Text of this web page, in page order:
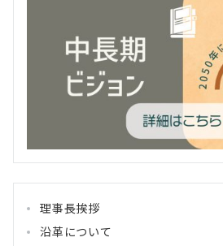
理事長挨拶
沿革について